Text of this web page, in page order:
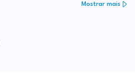
Mostrar mais